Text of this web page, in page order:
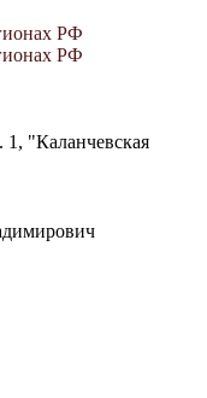
РФ
РФ
1, "Каланчевская